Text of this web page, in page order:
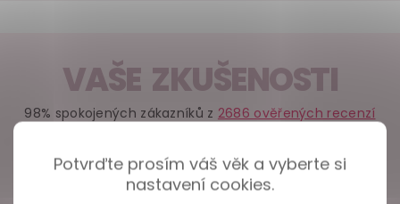
Potvrďte prosím váš věk a vyberte si
nastavení cookies.
halter výstřihem
Guilty Pleasure
na ruce Guilty
Pleasure
Guilty
VAŠE ZKUŠENOSTI
98% spokojených zákazníků z 2686 ověřených recenzí
+ Rychlé zpracování a odeslání
- Trochu strohá komunikace přes mail